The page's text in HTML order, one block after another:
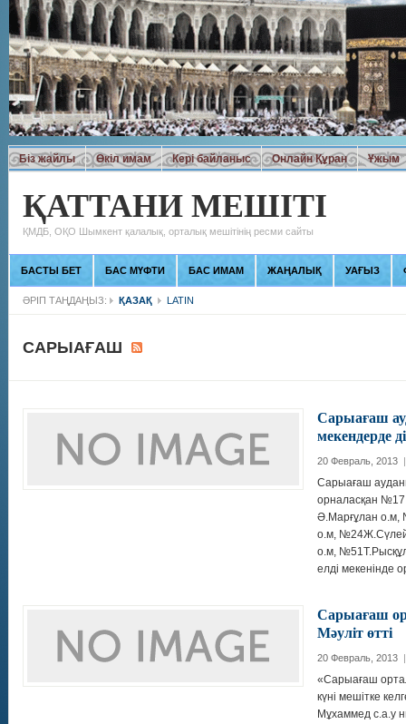
Біз жайлы Өкіл имам Кері байланыс Онлайн Құран Ұжым
ҚАТТАНИ МЕШІТІ
ҚМДБ, ОҚО Шымкент қалалық, орталық мешітінің ресми сайты
БАСТЫ БЕТ БАС МҮФТИ БАС ИМАМ ЖАҢАЛЫҚ УАҒЫЗ
ӘРІП ТАҢДАҢЫЗ: ҚАЗАҚ LATIN
САРЫАҒАШ
Сарыағаш
мекендерде
20 Февраль, 2013 |
Сарыағаш
орналасқан
Ә.Марғұлан о.м,
о.м,
о.м,
елді мекенінде
Сарыағаш
Мәуліт өтті
20 Февраль, 2013 |
«Сарыағаш
күні мешітке
Мұхаммед с.а.у